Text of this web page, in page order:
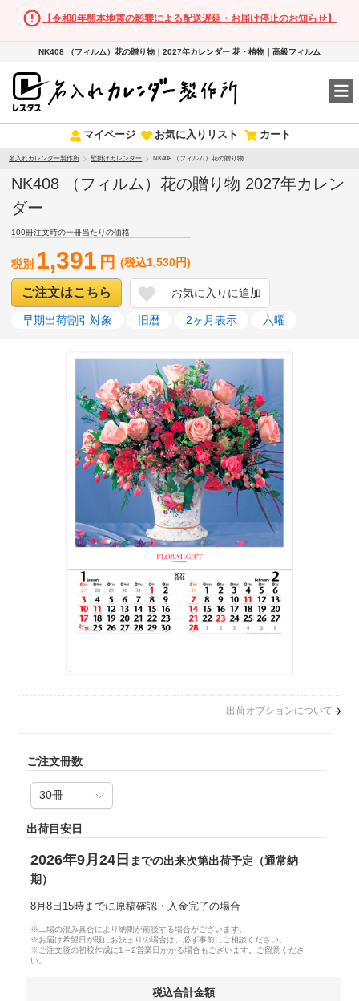
【令和8年熊本地震の影響による配送遅延・お届け停止のお知らせ】
NK408 （フィルム）花の贈り物｜2027年カレンダー 花・植物｜高級フィルム
マイページ お気に入りリスト カート
名入れカレンダー製作所 壁掛けカレンダー NK408 （フィルム）花の贈り物
NK408 （フィルム）花の贈り物 2027年カレン
ダー
100冊注文時の一冊当たりの価格
税別 1,391 円 (税込1,530円)
ご注文はこちら お気に入りに追加
早期出荷割引対象 旧暦 2ヶ月表示 六曜
出荷オプションについて
ご注文冊数
出荷目安日
2026年9月24日 までの出来次第出荷予定（通常納
期）
8月8日15時までに原稿確認・入金完了の場合
※工場の混み具合により納期が前後する場合がございます。
※お届け希望日が既にお決まりの場合は、必ず事前にご相談ください。
※ご注文後の初校作成に1～2営業日かかる場合もございます。ご留意くださ
い。
税込合計金額